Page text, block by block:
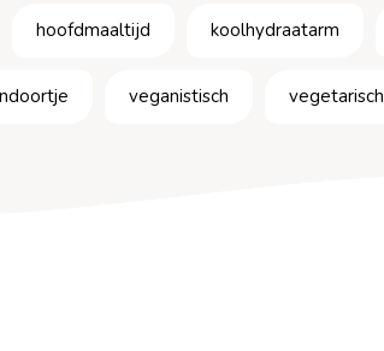
hoofdmaaltijd koolhydraatarm
veganistisch vegetarisch